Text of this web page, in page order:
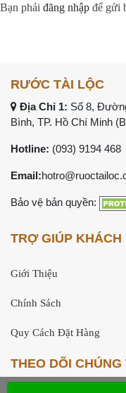
Bạn phải đăng nhập để gửi
RƯỚC TÀI LỘC
Địa Chỉ 1: Số 8,
Bình, TP. Hồ Chí Minh (
Hotline: (093) 9194 468
Email:
Bảo vệ bản quyền:
TRỢ GIÚP KHÁCH
Giới Thiệu
Chính Sách
Quy Cách Đặt Hàng
THEO DÕI CHÚNG